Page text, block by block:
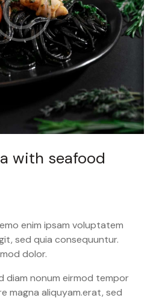
with seafood
enim ipsam voluptatem
sed quia consequuntur.
dolor.
diam nonum eirmod tempor
magna aliquyam.erat, sed